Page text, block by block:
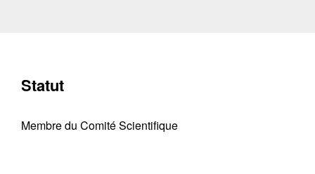
Statut
Membre du Comité Scientifique